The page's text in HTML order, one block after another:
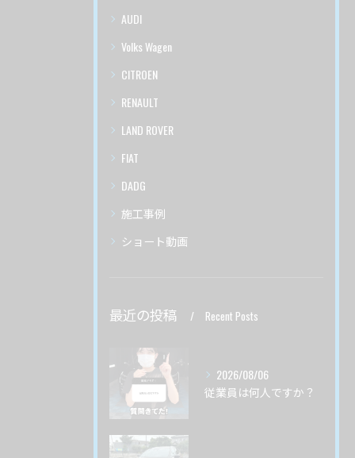
AUDI
Volks Wagen
CITROEN
RENAULT
LAND ROVER
FIAT
DADG
施工事例
ショート動画
最近の投稿 Recent Posts
2026/08/06
従業員は何人ですか？